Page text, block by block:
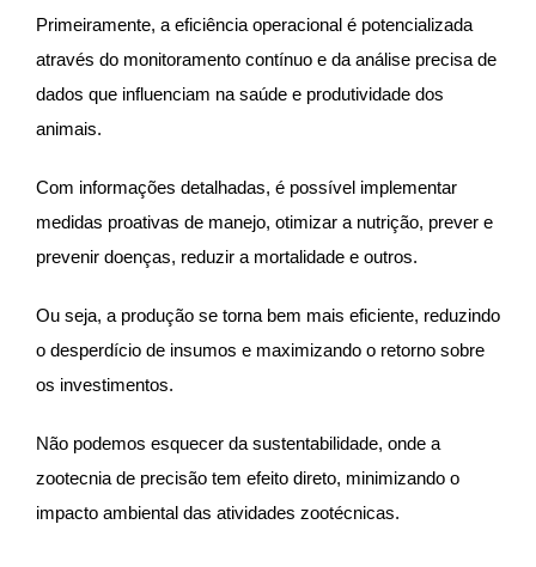
Primeiramente, a eficiência operacional é potencializada
através do monitoramento contínuo e da análise precisa de
dados que influenciam na saúde e produtividade dos
animais.
Com informações detalhadas, é possível implementar
medidas proativas de manejo, otimizar a nutrição, prever e
prevenir doenças, reduzir a mortalidade e outros.
Ou seja, a produção se torna bem mais eficiente, reduzindo
o desperdício de insumos e maximizando o retorno sobre
os investimentos.
Não podemos esquecer da sustentabilidade, onde a
zootecnia de precisão tem efeito direto, minimizando o
impacto ambiental das atividades zootécnicas.